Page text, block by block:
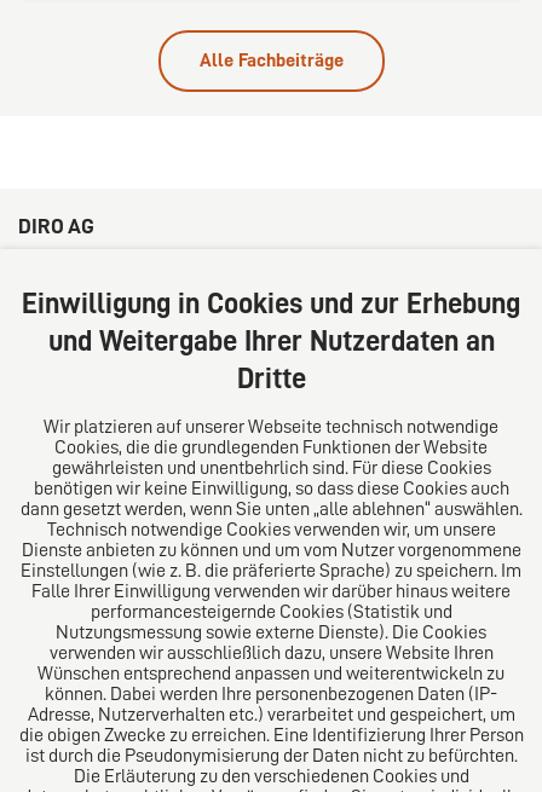
Alle Fachbeiträge
DIRO AG
20354 Hamburg
Deutschland
Tel: +49 (0) 40 41352231
Über uns
Das Kanzlei-Vertrauensnetzwerk. Aus Europa für die
Welt. Für den erfolgreichen Mittelstand.
Folgen Sie uns auf
Das europäische Kanzlei-Netzwerk
Einwilligung in Cookies und zur Erhebung
und Weitergabe Ihrer Nutzerdaten an
Dritte
Wir platzieren auf unserer Webseite technisch notwendige
Cookies, die die grundlegenden Funktionen der Website
gewährleisten und unentbehrlich sind. Für diese Cookies
benötigen wir keine Einwilligung, so dass diese Cookies auch
dann gesetzt werden, wenn Sie unten „alle ablehnen“ auswählen.
Technisch notwendige Cookies verwenden wir, um unsere
Dienste anbieten zu können und um vom Nutzer vorgenommene
Einstellungen (wie z. B. die präferierte Sprache) zu speichern. Im
Falle Ihrer Einwilligung verwenden wir darüber hinaus weitere
performancesteigernde Cookies (Statistik und
Nutzungsmessung sowie externe Dienste). Die Cookies
verwenden wir ausschließlich dazu, unsere Website Ihren
Wünschen entsprechend anpassen und weiterentwickeln zu
können. Dabei werden Ihre personenbezogenen Daten (IP-
Adresse, Nutzerverhalten etc.) verarbeitet und gespeichert, um
die obigen Zwecke zu erreichen. Eine Identifizierung Ihrer Person
ist durch die Pseudonymisierung der Daten nicht zu befürchten.
Die Erläuterung zu den verschiedenen Cookies und